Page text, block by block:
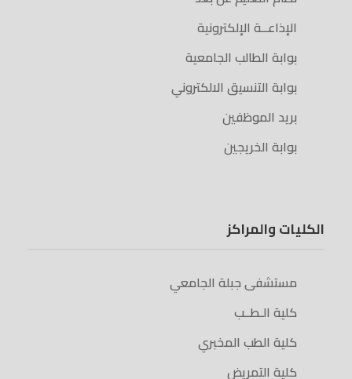
الإذاعــة الإلكترونية
بوابة الطالب الجامعية
بوابة التنسيق الالكتروني
بريد الموظفين
بوابة الخريجين
الكليات والمراكز
مستشفى جبلة الجامعي
كلية الـطــب
كلية الطب المخبري
كلية التمريض